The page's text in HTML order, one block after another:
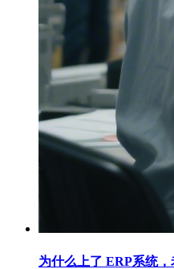
为什么上了 ERP系统